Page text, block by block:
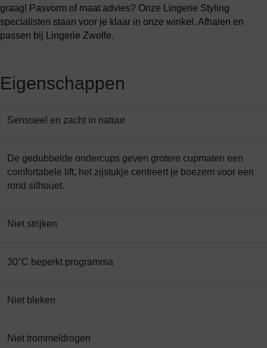
graag! Pasvorm of maat advies? Onze Lingerie Styling
specialisten staan voor je klaar in onze winkel. Afhalen en
passen bij Lingerie Zwolle.
Eigenschappen
Sensueel en zacht in natuur
De gedubbelde ondercups geven grotere cupmaten een
comfortabele lift, het zijstukje centreert je boezem voor een
rond silhouet.
Niet strijken
30°C beperkt programma
Niet bleken
Niet trommeldrogen